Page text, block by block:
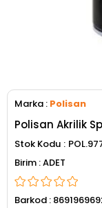
Marka : Polisan
Polisan Akrilik
Stok Kodu
ADET
Barkod :